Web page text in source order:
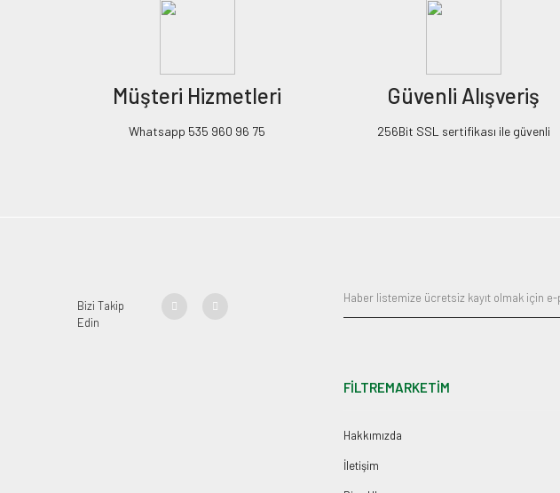
Müşteri Hizmetleri
Whatsapp 535 960 96 75
Güvenli Alışveriş
256Bit SSL sertifikası ile güvenli
Bizi Takip
Edin
FİLTREMARKETİM
Hakkımızda
İletişim